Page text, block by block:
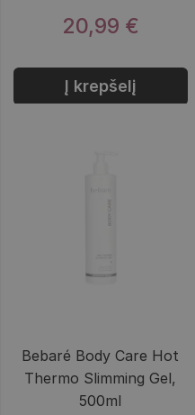
20,99 €
Į krepšelį
Bebaré Body Care Hot
Thermo Slimming Gel,
500ml